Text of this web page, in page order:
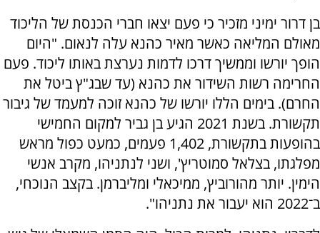
בן דרור ימיני מזכיר כי פעם יצאו חברי הכנסת של הליכוד
מאולם המליאה כאשר מאיר כהנא עלה לנאום. "היום
הופך יורשו וממשיך דרכו לדמות נערצת באותו ליכוד. פעם
החרימה רשות השידור את כהנא (עד שבג"ץ ביטל את
החרם). בימים הללו יורשו של כהנא זוכה למעמד של גיבור
תקשורת. בשנת 2021 הגיע בן גביר למקום החמישי
בהופעות בתקשורת, 1,402 פעמים, כמעט כפול מראש
מפלגתו, בצלאל סמוטריץ', ושני לנתניהו, מקרב אנשי
הימין. יותר מהורוביץ, ממיכאלי ומליברמן. בקצב הנוכחי,
ב־2022 הוא יעבור את נתניהו".